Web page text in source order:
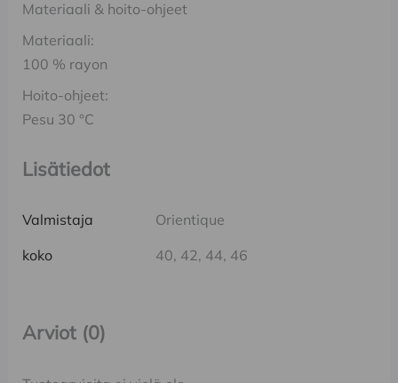
Materiaali & hoito-ohjeet
Materiaali:
100 % rayon
Hoito-ohjeet:
Pesu 30 °C
Lisätiedot
Valmistaja
Orientique
koko
40, 42, 44, 46
Arviot (0)